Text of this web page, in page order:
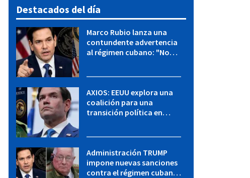
Destacados del día
Marco Rubio lanza una
contundente advertencia
al régimen cubano: "No
AXIOS: EEUU explora una
coalición para una
transición política en
Administración TRUMP
impone nuevas sanciones
contra el régimen cubano: